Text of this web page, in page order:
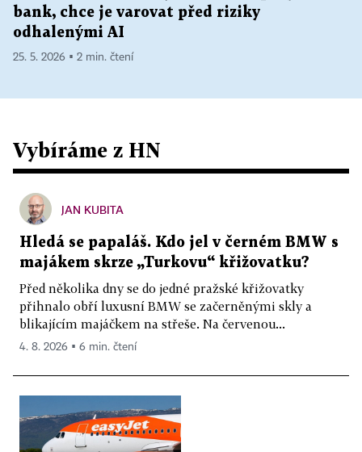
bank, chce je varovat před riziky
odhalenými AI
25. 5. 2026 ▪ 2 min. čtení
Vybíráme z HN
JAN KUBITA
Hledá se papaláš. Kdo jel v černém BMW s
majákem skrze „Turkovu“ křižovatku?
Před několika dny se do jedné pražské křižovatky
přihnalo obří luxusní BMW se začerněnými skly a
blikajícím majáčkem na střeše. Na červenou...
4. 8. 2026 ▪ 6 min. čtení